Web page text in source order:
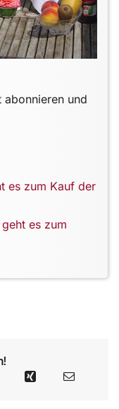
und
es zum Kauf der
es zum